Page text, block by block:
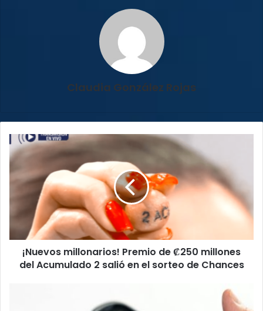
Claudia González Rojas
¡Nuevos
millonarios!
Premio
millones
Acumulado
2
salió¡Nuevos millonarios! Premio de ₡250 millones
del Acumulado 2 salió en el sorteo de Chances